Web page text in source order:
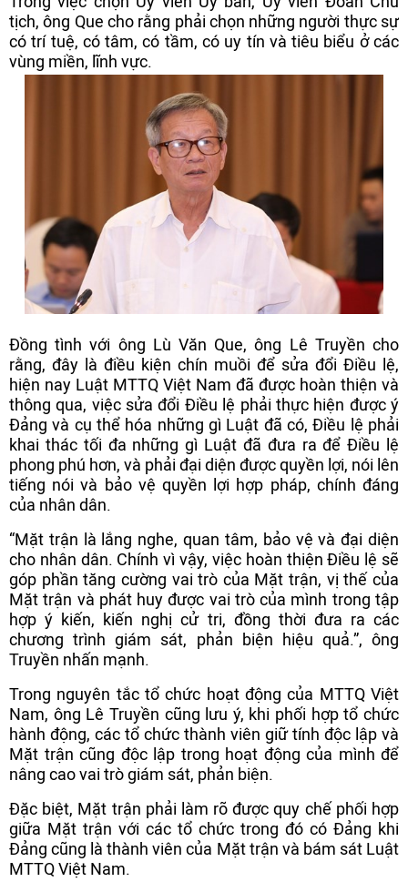
tịch, ông Que cho rằng phải chọn những người thực sự
có trí tuệ, có tâm, có tầm, có uy tín và tiêu biểu ở các
vùng miền, lĩnh vực.
Đồng tình với ông Lù Văn Que, ông Lê Truyền cho
rằng, đây là điều kiện chín muồi để sửa đổi Điều lệ,
hiện nay Luật MTTQ Việt Nam đã được hoàn thiện và
thông qua, việc sửa đổi Điều lệ phải thực hiện được ý
Đảng và cụ thể hóa những gì Luật đã có, Điều lệ phải
khai thác tối đa những gì Luật đã đưa ra để Điều lệ
phong phú hơn, và phải đại diện được quyền lợi, nói lên
tiếng nói và bảo vệ quyền lợi hợp pháp, chính đáng
của nhân dân.
“Mặt trận là lắng nghe, quan tâm, bảo vệ và đại diện
cho nhân dân. Chính vì vậy, việc hoàn thiện Điều lệ sẽ
góp phần tăng cường vai trò của Mặt trận, vị thế của
Mặt trận và phát huy được vai trò của mình trong tập
hợp ý kiến, kiến nghị cử tri, đồng thời đưa ra các
chương trình giám sát, phản biện hiệu quả.”, ông
Truyền nhấn mạnh.
Trong nguyên tắc tổ chức hoạt động của MTTQ Việt
Nam, ông Lê Truyền cũng lưu ý, khi phối hợp tổ chức
hành động, các tổ chức thành viên giữ tính độc lập và
Mặt trận cũng độc lập trong hoạt động của mình để
nâng cao vai trò giám sát, phản biện.
Đặc biệt, Mặt trận phải làm rõ được quy chế phối hợp
giữa Mặt trận với các tổ chức trong đó có Đảng khi
Đảng cũng là thành viên của Mặt trận và bám sát Luật
MTTQ Việt Nam.